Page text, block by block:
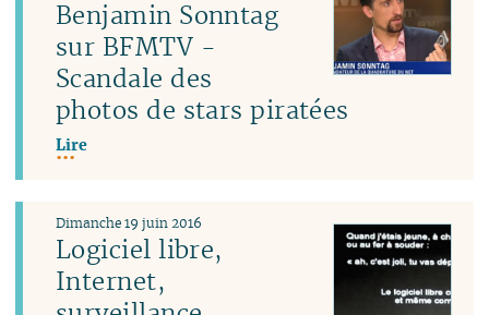
Benjamin Sonntag
sur BFMTV -
Scandale des
photos de stars piratées
Lire
Logiciel libre,
Internet,
Dimanche 19 juin 2016